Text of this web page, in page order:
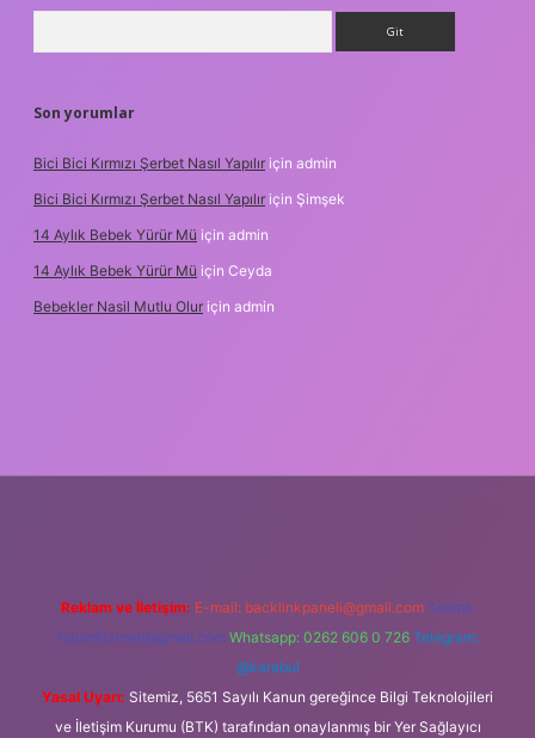
Son yorumlar
Bici Bici Kırmızı Şerbet Nasıl Yapılır için admin
Bici Bici Kırmızı Şerbet Nasıl Yapılır için Şimşek
14 Aylık Bebek Yürür Mü için admin
14 Aylık Bebek Yürür Mü için Ceyda
Bebekler Nasil Mutlu Olur için admin
Reklam ve İletişim: E-mail: backlinkpaneli@gmail.com Teams:
forumhizmeti@gmail.com Whatsapp: 0262 606 0 726 Telegram:
@karabul
Yasal Uyarı: Sitemiz, 5651 Sayılı Kanun gereğince Bilgi Teknolojileri
ve İletişim Kurumu (BTK) tarafından onaylanmış bir Yer Sağlayıcı